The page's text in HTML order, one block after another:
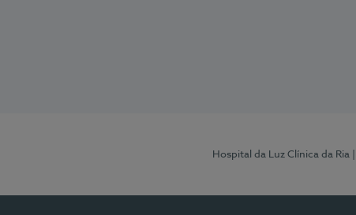
Hospital da Luz Clínica da Ria